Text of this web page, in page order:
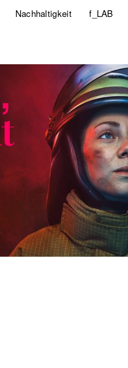
Nachhaltigkeit
Diversity, Equity & Inclusion
Future Mobility Lab
Hanseatic Help
f_LAB